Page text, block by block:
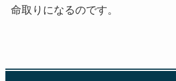
命取りになるのです。